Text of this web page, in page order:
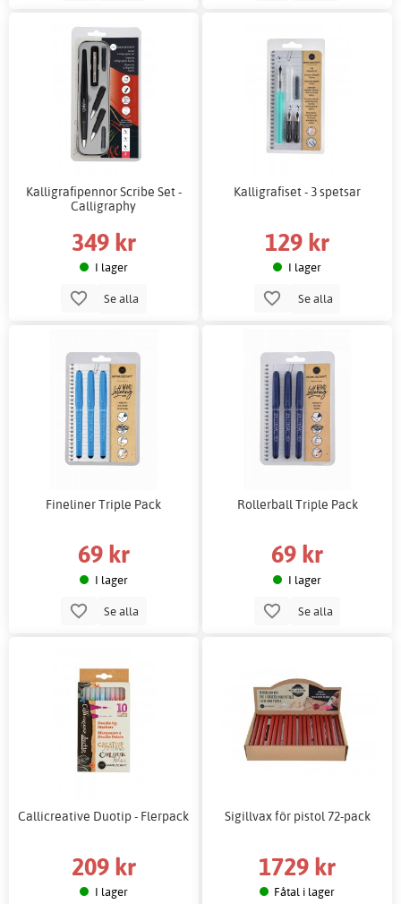
Kalligrafipennor Scribe Set -
Calligraphy
349 kr
I lager
Se alla
Kalligrafiset - 3 spetsar
129 kr
I lager
Se alla
Fineliner Triple Pack
69 kr
I lager
Se alla
Rollerball Triple Pack
69 kr
I lager
Se alla
Callicreative Duotip - Flerpack
209 kr
I lager
Sigillvax för pistol 72-pack
1729 kr
Fåtal i lager